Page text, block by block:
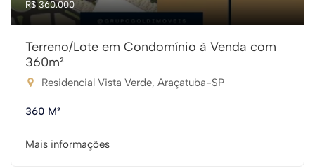
R$ 360.000
Terreno/Lote em Condomínio à Venda com
360m²
Residencial Vista Verde, Araçatuba-SP
360 M²
Mais informações